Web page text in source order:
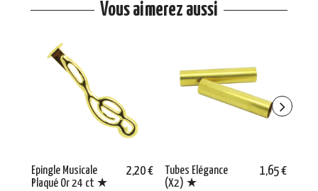
Vous aimerez aussi
Epingle Musicale
Plaqué Or 24 ct ★
2,20 €
Tubes Elégance
(X2) ★
1,65 €